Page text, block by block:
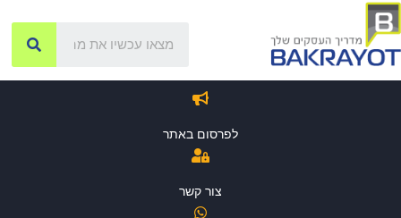
לפרסום באתר
צור קשר